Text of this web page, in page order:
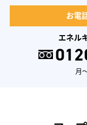
お電
エネル
月